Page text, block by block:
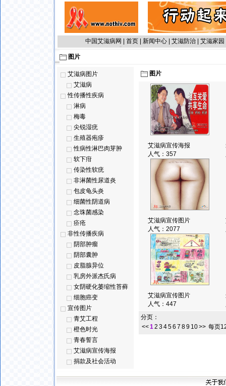
中国艾滋病网 首页 新闻中心 艾滋防治 艾滋家园
图片
艾滋病图片
艾滋病
性传播性疾病
淋病
梅毒
尖锐湿疣
生殖器疱疹
性病性淋巴肉芽肿
软下疳
传染性软疣
非淋菌性尿道炎
包皮龟头炎
细菌性阴道病
念珠菌感染
疥疮
非性传播疾病
阴部肿瘤
阴部囊肿
皮脂腺异位
乳房外派杰氏病
女阴硬化萎缩性苔藓
细胞癌变
宣传图片
青艾工程
橙色时光
青春誓言
艾滋病宣传海报
捐款及社会活动
图片
艾滋病宣传海报
人气： 357
艾滋病宣传图片
人气： 2077
艾滋病宣传图片
人气： 447
分页：
<<12 3 456 7 89 10>> 每页